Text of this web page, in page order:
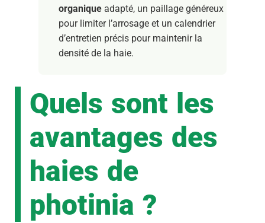
organiqueadapté, un paillage généreux
pour limiter l’arrosage et un calendrier
d’entretien précis pour maintenir la
densité de la haie.
Quels sont les
avantages des
haies de
photinia ?